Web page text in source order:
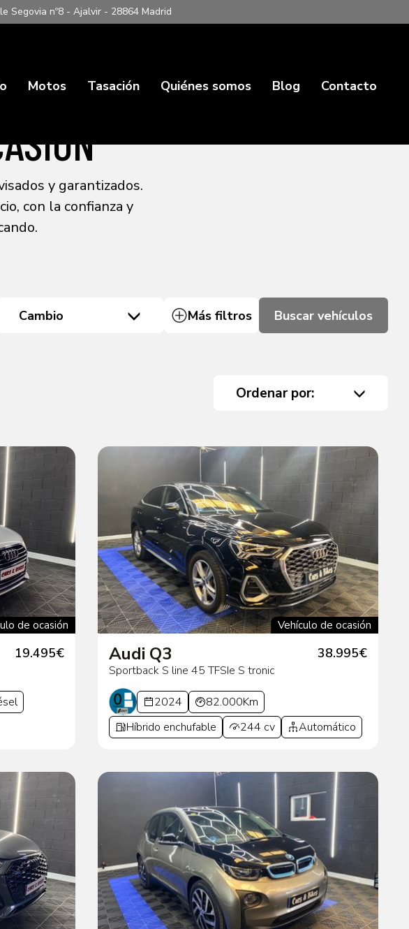
Segovia nº8 - Ajalvir - 28864 Madrid
Motos Tasación Quiénes somos Blog Contacto
y garantizados.
con la confianza y
Cambio Más filtros Buscar vehículos
Ordenar por:
de ocasión
19.495€
Vehículo de ocasión
Audi Q3
Sportback S line 45 TFSIe S tronic
38.995€
2024
82.000Km
Híbrido enchufable
244 cv Automático